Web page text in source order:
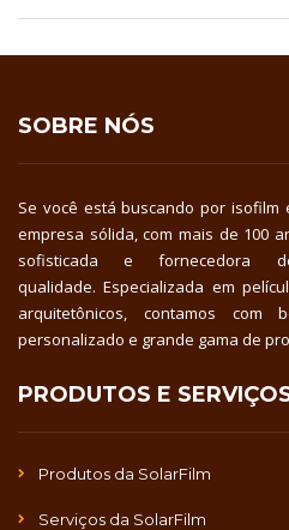
SOBRE NÓS
Se você está buscando por isofilm
empresa sólida, com mais de 100
sofisticada e fornecedora
qualidade. Especializada em
arquitetônicos, contamos com
personalizado e grande gama de
PRODUTOS E
Produtos da SolarFilm
Serviços da SolarFilm